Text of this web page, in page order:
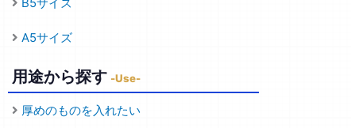
B5サイズ
A5サイズ
用途から探す -Use-
厚めのものを入れたい